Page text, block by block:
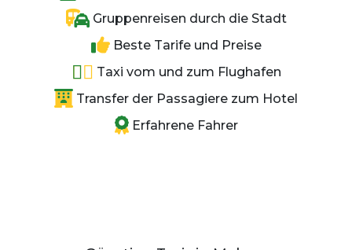
Gruppenreisen durch die Stadt
Beste Tarife und Preise
Taxi vom und zum Flughafen
Transfer der Passagiere zum Hotel
Erfahrene Fahrer